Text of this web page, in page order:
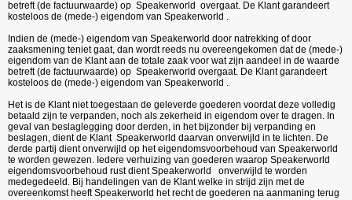
betreft (de factuurwaarde) op Speakerworld overgaat. De Klant garandeert
kosteloos de (mede-) eigendom van Speakerworld .
Indien de (mede-) eigendom van Speakerworld door natrekking of door
zaaksmening teniet gaat, dan wordt reeds nu overeengekomen dat de (mede-)
eigendom van de Klant aan de totale zaak voor wat zijn aandeel in de waarde
betreft (de factuurwaarde) op Speakerworld overgaat. De Klant garandeert
kosteloos de (mede-) eigendom van Speakerworld .
Het is de Klant niet toegestaan de geleverde goederen voordat deze volledig
betaald zijn te verpanden, noch als zekerheid in eigendom over te dragen. In
geval van beslaglegging door derden, in het bijzonder bij verpanding en
beslagen, dient de Klant Speakerworld daarvan onverwijld in te lichten. De
derde partij dient onverwijld op het eigendomsvoorbehoud van Speakerworld
te worden gewezen. Iedere verhuizing van goederen waarop Speakerworld
eigendomsvoorbehoud rust dient Speakerworld onverwijld te worden
medegedeeld. Bij handelingen van de Klant welke in strijd zijn met de
overeenkomst heeft Speakerworld het recht de goederen na aanmaning terug